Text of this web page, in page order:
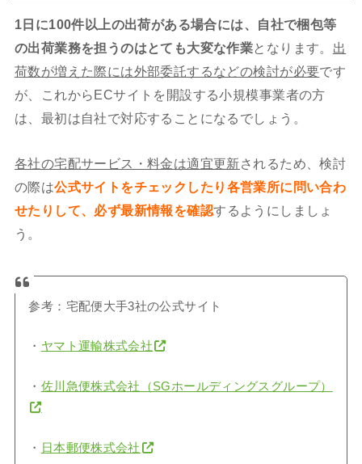
1日に100件以上の出荷がある場合には、自社で梱包等
の出荷業務を担うのはとても大変な作業となります。 出
荷数が増えた際には外部委託するなどの検討が必要です
が、これからECサイトを開設する小規模事業者の方
は、最初は自社で対応することになるでしょう。
各社の宅配サービス・料金は適宜更新されるため、検討
の際は公式サイトをチェックしたり各営業所に問い合わ
せたりして、必ず最新情報を確認するようにしましょ
う。
参考：宅配便大手3社の公式サイト
・ ヤマト運輸株式会社
・ 佐川急便株式会社（SGホールディングスグループ）
・ 日本郵便株式会社